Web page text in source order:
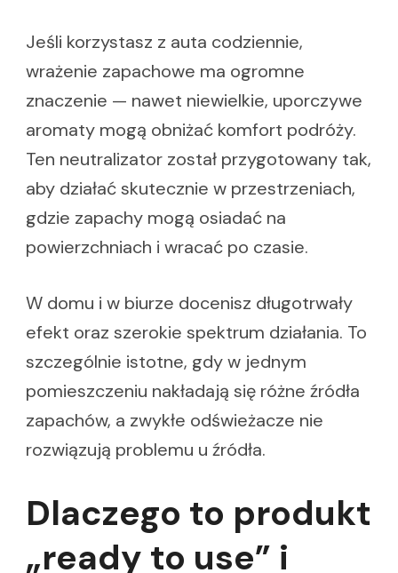
Jeśli korzystasz z auta codziennie,
wrażenie zapachowe ma ogromne
znaczenie — nawet niewielkie, uporczywe
aromaty mogą obniżać komfort podróży.
Ten neutralizator został przygotowany tak,
aby działać skutecznie w przestrzeniach,
gdzie zapachy mogą osiadać na
powierzchniach i wracać po czasie.
W domu i w biurze docenisz długotrwały
efekt oraz szerokie spektrum działania. To
szczególnie istotne, gdy w jednym
pomieszczeniu nakładają się różne źródła
zapachów, a zwykłe odświeżacze nie
rozwiązują problemu u źródła.
Dlaczego to produkt
„ready to use” i